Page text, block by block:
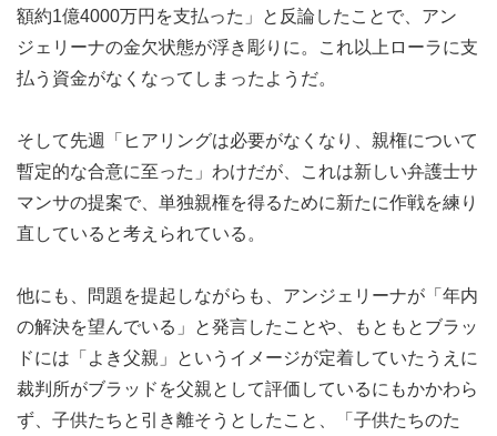
額約1億4000万円を支払った」と反論したことで、アン
ジェリーナの金欠状態が浮き彫りに。これ以上ローラに支
払う資金がなくなってしまったようだ。
そして先週「ヒアリングは必要がなくなり、親権について
暫定的な合意に至った」わけだが、これは新しい弁護士サ
マンサの提案で、単独親権を得るために新たに作戦を練り
直していると考えられている。
他にも、問題を提起しながらも、アンジェリーナが「年内
の解決を望んでいる」と発言したことや、もともとブラッ
ドには「よき父親」というイメージが定着していたうえに
裁判所がブラッドを父親として評価しているにもかかわら
ず、子供たちと引き離そうとしたこと、「子供たちのた